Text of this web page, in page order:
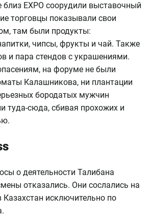
близ EXPO соорудили выставочный
торговцы показывали свои
там были продукты:
чипсы, фрукты и чай. Также
и пара стендов с украшениями.
на форуме не были
Калашникова, ни плантации
бородатых мужчин
туда-сюда, сбивая прохожих и
о деятельности Талибана
отказались. Они сослались на
Казахстан исключительно по